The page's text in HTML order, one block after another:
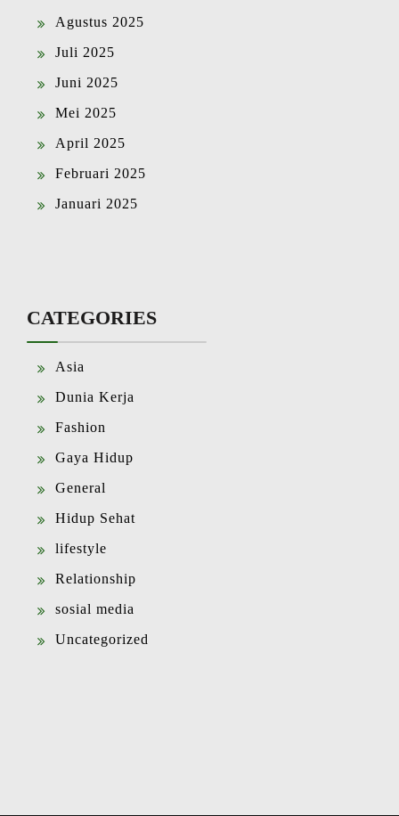
Agustus 2025
Juli 2025
Juni 2025
Mei 2025
April 2025
Februari 2025
Januari 2025
CATEGORIES
Asia
Dunia Kerja
Fashion
Gaya Hidup
General
Hidup Sehat
lifestyle
Relationship
sosial media
Uncategorized